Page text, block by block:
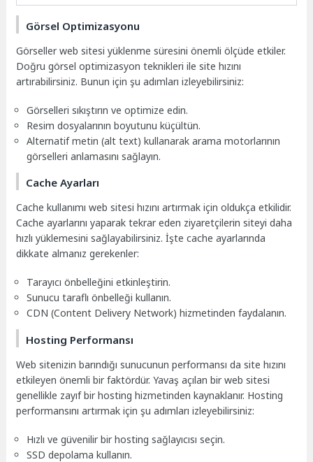
Görsel Optimizasyonu
Görseller web sitesi yüklenme süresini önemli ölçüde etkiler.
Doğru görsel optimizasyon teknikleri ile site hızını
artırabilirsiniz. Bunun için şu adımları izleyebilirsiniz:
Görselleri sıkıştırın ve optimize edin.
Resim dosyalarının boyutunu küçültün.
Alternatif metin (alt text) kullanarak arama motorlarının
görselleri anlamasını sağlayın.
Cache Ayarları
Cache kullanımı web sitesi hızını artırmak için oldukça etkilidir.
Cache ayarlarını yaparak tekrar eden ziyaretçilerin siteyi daha
hızlı yüklemesini sağlayabilirsiniz. İşte cache ayarlarında
dikkate almanız gerekenler:
Tarayıcı önbelleğini etkinleştirin.
Sunucu taraflı önbelleği kullanın.
CDN (Content Delivery Network) hizmetinden faydalanın.
Hosting Performansı
Web sitenizin barındığı sunucunun performansı da site hızını
etkileyen önemli bir faktördür. Yavaş açılan bir web sitesi
genellikle zayıf bir hosting hizmetinden kaynaklanır. Hosting
performansını artırmak için şu adımları izleyebilirsiniz:
Hızlı ve güvenilir bir hosting sağlayıcısı seçin.
SSD depolama kullanın.